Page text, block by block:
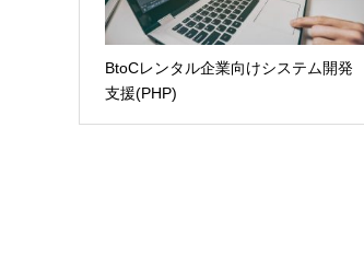
BtoCレンタル企業向けシステム開発
支援(PHP)